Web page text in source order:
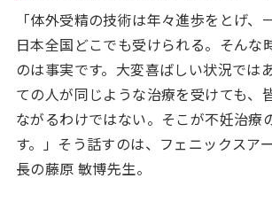
「体外受精の技術は年々進歩をとげ、
日本全国どこでも受けられる。そんな
のは事実です。大変喜ばしい状況では
ての人が同じような治療を受けても、
ながるわけではない。そこが不妊治療
す。」そう話すのは、フェニックスア
長の藤原 敏博先生。